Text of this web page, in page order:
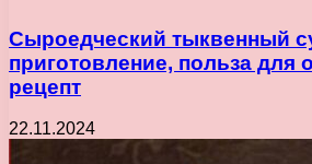
Сыроедческий тыквенный
приготовление, польза для
рецепт
22.11.2024